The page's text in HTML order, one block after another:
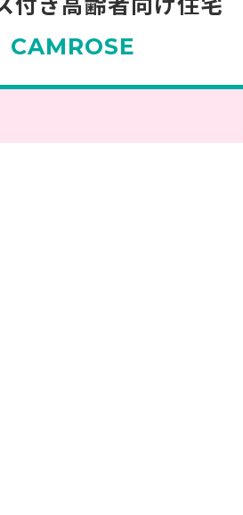
CAMROSE